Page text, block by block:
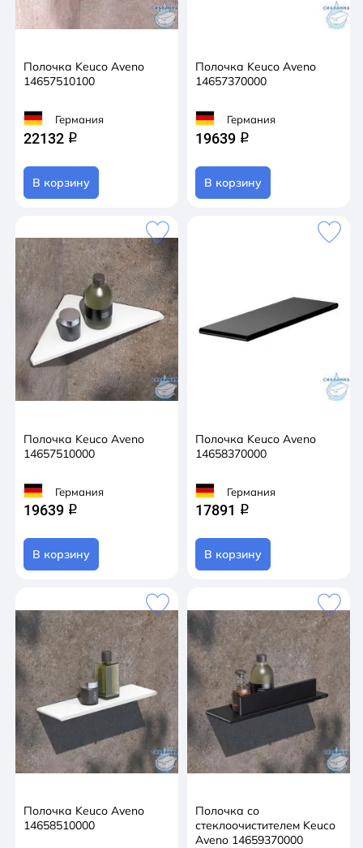
Полочка Keuco Aveno
14657510100
Германия
22132 q
В корзину
Полочка Keuco Aveno
14657370000
Германия
19639 q
В корзину
Полочка Keuco Aveno
14657510000
Германия
19639 q
В корзину
Полочка Keuco Aveno
14658370000
Германия
17891 q
В корзину
Полочка Keuco Aveno
14658510000
Полочка со
стеклоочистителем Keuco
Aveno 14659370000